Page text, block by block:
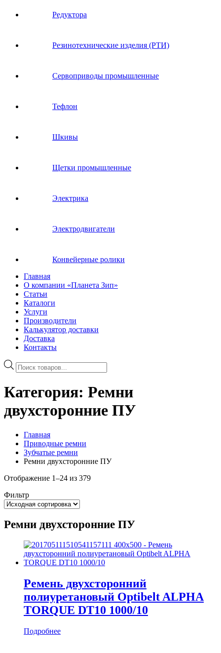
Редуктора
Резинотехнические изделия (РТИ)
Сервоприводы промышленные
Тефлон
Шкивы
Щетки промышленные
Электрика
Электродвигатели
Конвейерные ролики
Главная
О компании «Планета Зип»
Статьи
Каталоги
Услуги
Производители
Калькулятор доставки
Доставка
Контакты
Поиск
товаров
Категория: Ремни
двухсторонние ПУ
Главная
Приводные ремни
Зубчатые ремни
Ремни двухсторонние ПУ
Отображение 1–24 из 379
Фильтр
Ремни двухсторонние ПУ
Ремень двухсторонний
полиуретановый Optibelt ALPHA
TORQUE DT10 1000/10
Подробнее